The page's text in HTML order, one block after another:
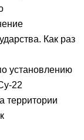
Как раз
установлению
22
территории